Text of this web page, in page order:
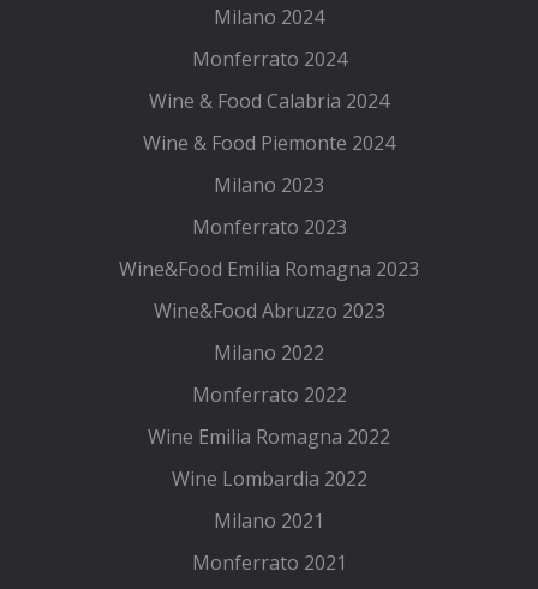
Milano 2024
Monferrato 2024
Wine & Food Calabria 2024
Wine & Food Piemonte 2024
Milano 2023
Monferrato 2023
Wine&Food Emilia Romagna 2023
Wine&Food Abruzzo 2023
Milano 2022
Monferrato 2022
Wine Emilia Romagna 2022
Wine Lombardia 2022
Milano 2021
Monferrato 2021